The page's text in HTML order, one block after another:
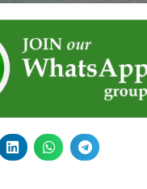
| Aviva ||
06:23
ಮಾಡಿದ ಮಹಾತಾಯಿ! |
ಮಾಡಿದ
| Karnataka ||